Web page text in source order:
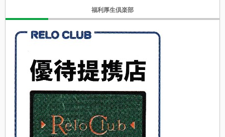
福利厚生倶楽部